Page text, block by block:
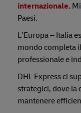
internazionale.
Paesi.
L’Europa – Italia
mondo completa
professionale e
DHL Express ci
strategici, dove la
mantenere